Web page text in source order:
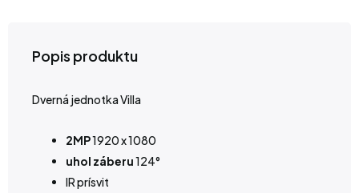
Popis produktu
Dverná jednotka Villa
2MP1920 x 1080
uhol záberu124°
IR prísvit